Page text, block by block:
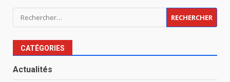
Rechercher :
CATÉGORIES
Actualités